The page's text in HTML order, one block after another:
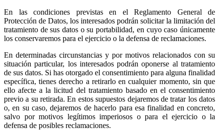
En las condiciones previstas en el Reglamento General de
Protección de Datos, los interesados podrán solicitar la limitación del
tratamiento de sus datos o su portabilidad, en cuyo caso únicamente
los conservaremos para el ejercicio o la defensa de reclamaciones.
En determinadas circunstancias y por motivos relacionados con su
situación particular, los interesados podrán oponerse al tratamiento
de sus datos. Si has otorgado el consentimiento para alguna finalidad
específica, tienes derecho a retirarlo en cualquier momento, sin que
ello afecte a la licitud del tratamiento basado en el consentimiento
previo a su retirada. En estos supuestos dejaremos de tratar los datos
o, en su caso, dejaremos de hacerlo para esa finalidad en concreto,
salvo por motivos legítimos imperiosos o para el ejercicio o la
defensa de posibles reclamaciones.